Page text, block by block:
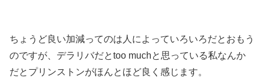
ちょうど良い加減ってのは人によっていろいろだとおもう
のですが、デラリバだとtoo muchと思っている私なんか
だとプリンストンがほんとほど良く感じます。